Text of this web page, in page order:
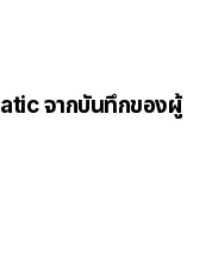
จากบันทึกของผู้